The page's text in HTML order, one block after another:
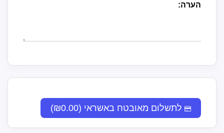
הערה:
לתשלום מאובטח באשראי (₪0.00)